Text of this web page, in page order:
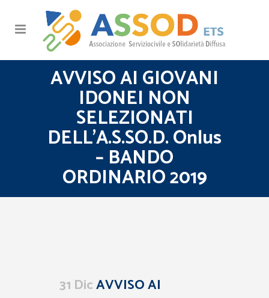
AVVISO AI GIOVANI
IDONEI NON
SELEZIONATI
DELL’A.S.SO.D. Onlus
– BANDO
ORDINARIO 2019
31 DicAVVISO AI